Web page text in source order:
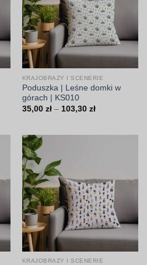
KRAJOBRAZY I SCENERIE
Poduszka | Leśne domki w
górach | KS010
35,00 zł – 103,30 złZakres
KRAJOBRAZY I SCENERIE